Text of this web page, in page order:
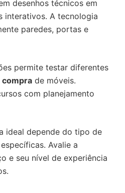
desenhos técnicos em
interativos. A tecnologia
paredes, portas e
permite testar diferentes
compra de móveis.
com planejamento
ideal depende do tipo de
Avalie a
e seu nível de experiência